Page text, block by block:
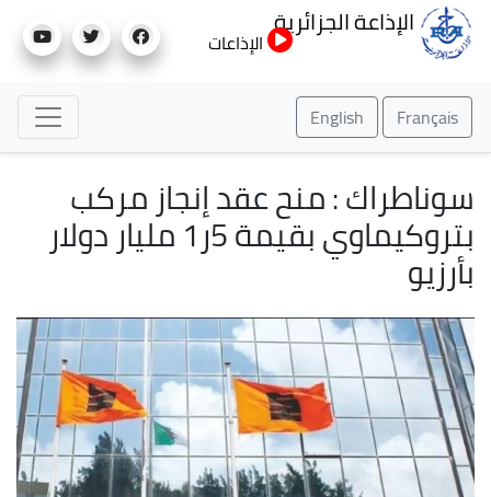
إلى
الإذاعة الجزائرية
الإذاعات
Français
English
سوناطراك : منح عقد إنجاز مركب
بتروكيماوي بقيمة 5ر1 مليار دولار
بأرزيو